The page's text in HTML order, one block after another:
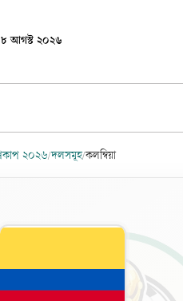
আগস্ট ২০২৬
২০২৬/দলসমূহ/কলম্বিয়া